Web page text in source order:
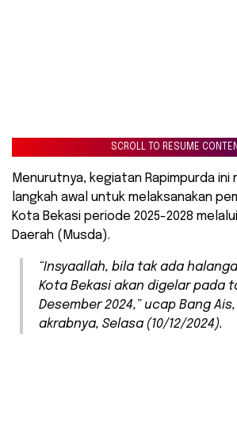
SCROLL TO RESUME
Menurutnya, kegiatan Rapimpurda ini
langkah awal untuk melaksanakan
Kota Bekasi periode 2025-2028
Daerah (Musda).
“Insyaallah, bila tak ada
Kota Bekasi akan digelar pada
Desember 2024,” ucap Bang
akrabnya, Selasa (10/12/2024).